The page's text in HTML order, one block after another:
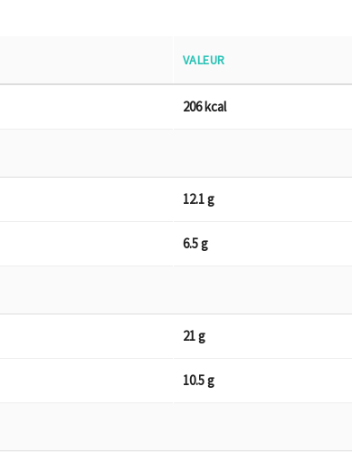
VALEUR
206 kcal
12.1 g
6.5 g
21 g
10.5 g